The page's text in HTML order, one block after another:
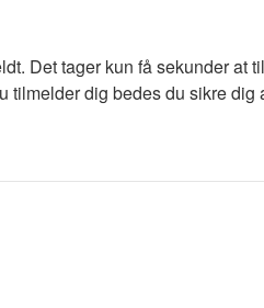
Det tager kun få sekunder
tilmelder dig bedes du sikre